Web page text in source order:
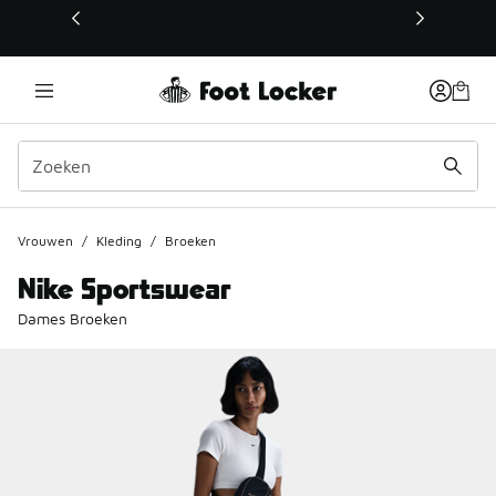
Deze link wordt geopend in een nieuw venster
Vrouwen / Kleding / Broeken
Nike Sportswear
Dames Broeken